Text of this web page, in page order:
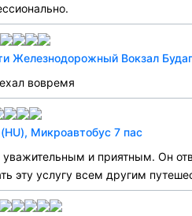
Железнодорожный Вокзал
вовремя
Микроавтобус 7 пас
и приятным. Он
эту услугу всем другим